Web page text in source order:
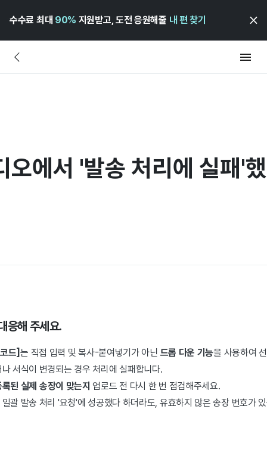
수수료 최대 90% 지원받고, 도전 응원해줄 내 편 찾기
오에서 '발송 처리에 실패'
응해 주세요.
드]는 직접 입력 및 복사-붙여넣기가 아닌 드롭 다운 기능을 사용하여
서식이 변경되는 경우 처리에 실패합니다.
된 실제 송장이 맞는지 업로드 전 다시 한 번 점검해주세요.
괄 발송 처리 '요청'에 성공했다 하더라도, 유효하지 않은 송장 번호가